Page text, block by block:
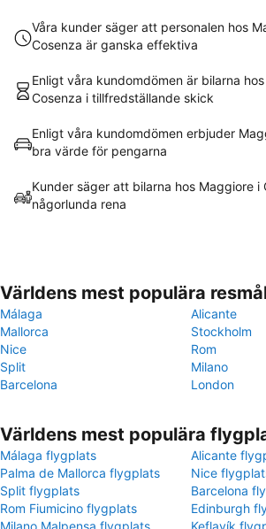
Våra kunder säger att personalen hos
Cosenza är ganska effektiva
Enligt våra kundomdömen är bilarna
Cosenza i tillfredställande skick
Enligt våra kundomdömen erbjuder
bra värde för pengarna
Kunder säger att bilarna hos Maggiore i
någorlunda rena
Världens mest populära
Málaga
Alicante
Mallorca
Stockholm
Nice
Rom
Split
Milano
Barcelona
London
Världens mest populära
Málaga flygplats
Alicante
Palma de Mallorca flygplats
Nice
Split flygplats
Barcelona
Rom Fiumicino flygplats
Edinburgh
Milano Malpensa flygplats
Keflavík